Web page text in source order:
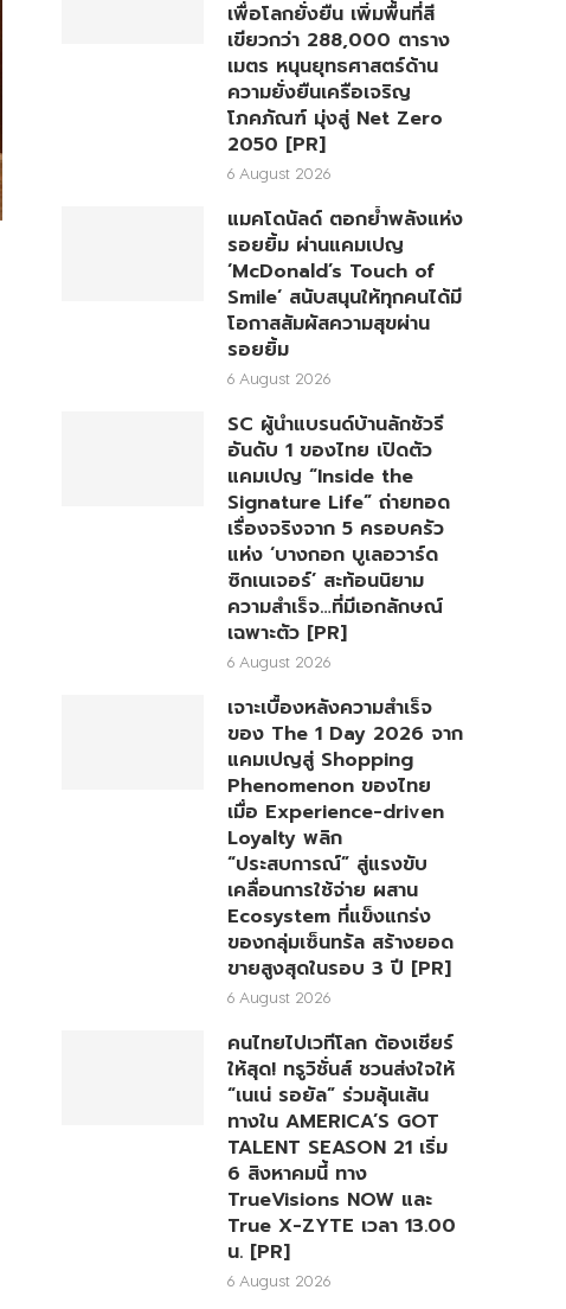
เพื่อโลกยั่งยืน เพิ่มพื้นที่สี
เขียวกว่า 288,000 ตาราง
เมตร หนุนยุทธศาสตร์ด้าน
ความยั่งยืนเครือเจริญ
โภคภัณฑ์ มุ่งสู่ Net Zero
2050 [PR]
6 August 2026
แมคโดนัลด์ ตอกย้ำพลังแห่ง
รอยยิ้ม ผ่านแคมเปญ
‘McDonald’s Touch of
Smile’ สนับสนุนให้ทุกคนได้มี
โอกาสสัมผัสความสุขผ่าน
รอยยิ้ม
6 August 2026
SC ผู้นำแบรนด์บ้านลักชัวรี
อันดับ 1 ของไทย เปิดตัว
แคมเปญ “Inside the
Signature Life” ถ่ายทอด
เรื่องจริงจาก 5 ครอบครัว
แห่ง ‘บางกอก บูเลอวาร์ด
ซิกเนเจอร์’ สะท้อนนิยาม
ความสำเร็จ…ที่มีเอกลักษณ์
เฉพาะตัว [PR]
6 August 2026
เจาะเบื้องหลังความสำเร็จ
ของ The 1 Day 2026 จาก
แคมเปญสู่ Shopping
Phenomenon ของไทย
เมื่อ Experience-driven
Loyalty พลิก
“ประสบการณ์” สู่แรงขับ
เคลื่อนการใช้จ่าย ผสาน
Ecosystem ที่แข็งแกร่ง
ของกลุ่มเซ็นทรัล สร้างยอด
ขายสูงสุดในรอบ 3 ปี [PR]
6 August 2026
คนไทยไปเวทีโลก ต้องเชียร์
ให้สุด! ทรูวิชั่นส์ ชวนส่งใจให้
“เนเน่ รอยัล” ร่วมลุ้นเส้น
ทางใน AMERICA’S GOT
TALENT SEASON 21 เริ่ม
6 สิงหาคมนี้ ทาง
TrueVisions NOW และ
True X-ZYTE เวลา 13.00
น. [PR]
6 August 2026